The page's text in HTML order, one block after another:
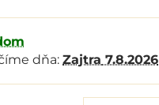
dňa:Zajtra 7.8.2026